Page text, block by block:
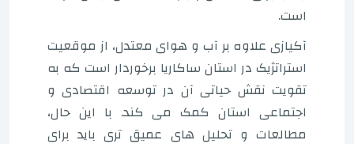
است.
آکیازی علاوه بر آب و هوای معتدل، از موقعیت
استراتژیک در استان ساکاریا برخوردار است که به
تقویت نقش حیاتی آن در توسعه اقتصادی و
اجتماعی استان کمک می کند. با این حال،
مطالعات و تحلیل های عمیق تری باید برای